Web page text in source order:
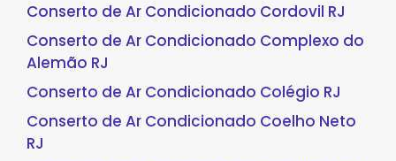
Conserto de Ar Condicionado Cordovil RJ
Conserto de Ar Condicionado Complexo do
Alemão RJ
Conserto de Ar Condicionado Colégio RJ
Conserto de Ar Condicionado Coelho Neto
RJ